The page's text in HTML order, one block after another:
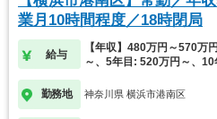
業月10時間程度／18時閉局
給与
【年収】480万円～570万
～、5年目: 520万円～、
勤務地 神奈川県 横浜市港南区